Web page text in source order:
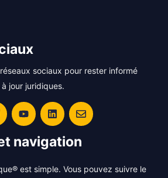
sociaux pour rester informé
jour juridiques.
navigation
est simple. Vous pouvez suivre le